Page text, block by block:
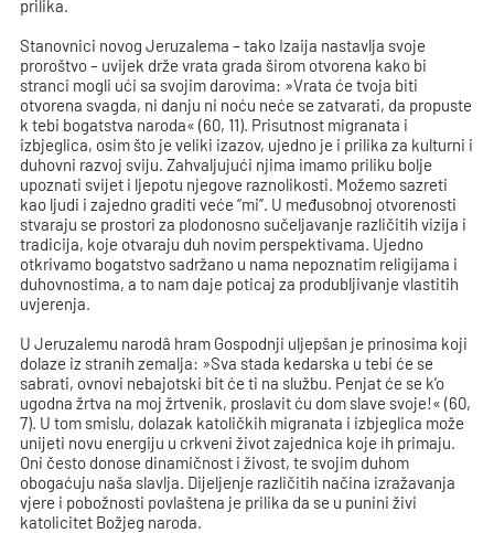
prilika.
Stanovnici novog Jeruzalema – tako Izaija nastavlja svoje
proroštvo – uvijek drže vrata grada širom otvorena kako bi
stranci mogli ući sa svojim darovima: »Vrata će tvoja biti
otvorena svagda, ni danju ni noću neće se zatvarati, da propuste
k tebi bogatstva naroda« (60, 11). Prisutnost migranata i
izbjeglica, osim što je veliki izazov, ujedno je i prilika za kulturni i
duhovni razvoj sviju. Zahvaljujući njima imamo priliku bolje
upoznati svijet i ljepotu njegove raznolikosti. Možemo sazreti
kao ljudi i zajedno graditi veće “mi”. U međusobnoj otvorenosti
stvaraju se prostori za plodonosno sučeljavanje različitih vizija i
tradicija, koje otvaraju duh novim perspektivama. Ujedno
otkrivamo bogatstvo sadržano u nama nepoznatim religijama i
duhovnostima, a to nam daje poticaj za produbljivanje vlastitih
uvjerenja.
U Jeruzalemu narodâ hram Gospodnji uljepšan je prinosima koji
dolaze iz stranih zemalja: »Sva stada kedarska u tebi će se
sabrati, ovnovi nebajotski bit će ti na službu. Penjat će se k’o
ugodna žrtva na moj žrtvenik, proslavit ću dom slave svoje!« (60,
7). U tom smislu, dolazak katoličkih migranata i izbjeglica može
unijeti novu energiju u crkveni život zajednica koje ih primaju.
Oni često donose dinamičnost i živost, te svojim duhom
obogaćuju naša slavlja. Dijeljenje različitih načina izražavanja
vjere i pobožnosti povlaštena je prilika da se u punini živi
katolicitet Božjeg naroda.